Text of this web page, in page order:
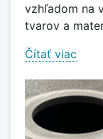
vzhľadom na
tvarov a
Čítať viac